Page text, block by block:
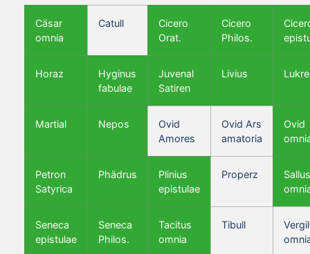
Cäsar
omnia
Catull
Cicero
Orat.
Cicero
Philos.
Horaz
Hyginus
fabulae
Juvenal
Satiren
Livius
Martial Nepos
Ovid
Amores
Ovid Ars
amatoria
Ovid
Petron
Satyrica
Phädrus
Plinius
epistulae
Properz
Seneca
epistulae
Seneca
Philos.
Tacitus
omnia
Tibull
Vergil